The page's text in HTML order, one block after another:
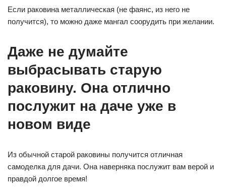
Если раковина металлическая (не фаянс, из него не
получится), то можно даже мангал соорудить при желании.
Даже не думайте
выбрасывать старую
раковину. Она отлично
послужит на даче уже в
новом виде
Из обычной старой раковины получится отличная
самоделка для дачи. Она наверняка послужит вам верой и
правдой долгое время!